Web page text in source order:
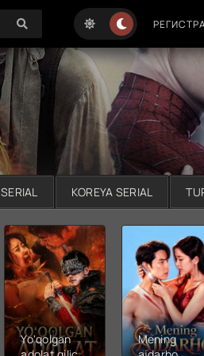
SERIAL KOREYA SERIAL
Yo'qolgan
Mening